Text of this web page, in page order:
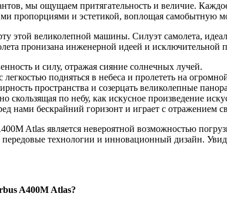
мы ощущаем притягательность и величие.
пропорциями и эстетикой, воплощая самобытную
этой великолепной машины. Силуэт самолета,
пронизана инженерной идеей и исключительной
и силу, отражая сияние солнечных лучей.
подняться в небеса и пролететь на
пространства и созерцать великолепные
скользящая по небу, как искусное произведение
нами бескрайний горизонт и играет с отражением
Atlas является невероятной возможностью
технологии и инновационный дизайн.
A400M Atlas?